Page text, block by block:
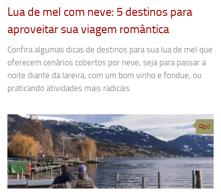
Lua de mel com neve: 5 destinos para
aproveitar sua viagem romântica
Confira algumas dicas de destinos para sua lua de mel que
oferecem cenários cobertos por neve, seja para passar a
noite diante da lareira, com um bom vinho e fondue, ou
praticando atividades mais radicais
0